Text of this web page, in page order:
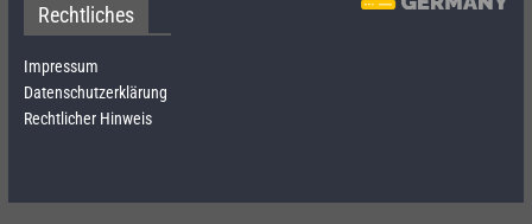
Rechtliches
Impressum
Datenschutzerklärung
Rechtlicher Hinweis